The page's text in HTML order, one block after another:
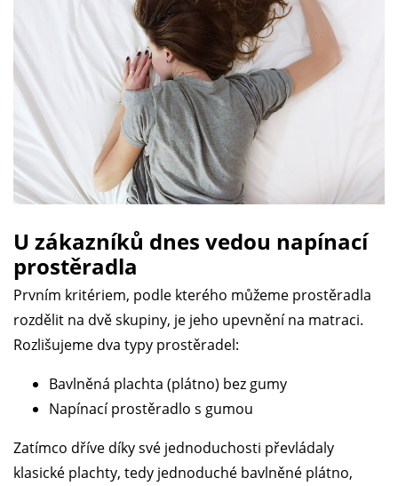
U zákazníků dnes vedou napínací
prostěradla
Prvním kritériem, podle kterého můžeme prostěradla
rozdělit na dvě skupiny, je jeho upevnění na matraci.
Rozlišujeme dva typy prostěradel:
Bavlněná plachta (plátno) bez gumy
Napínací prostěradlo s gumou
Zatímco dříve díky své jednoduchosti převládaly
klasické plachty, tedy jednoduché bavlněné plátno,